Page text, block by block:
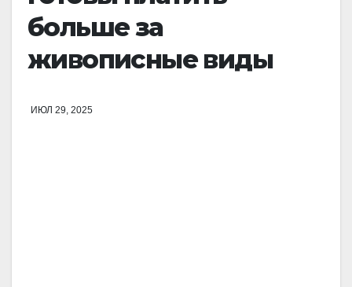
больше за
живописные виды
ИЮЛ 29, 2025